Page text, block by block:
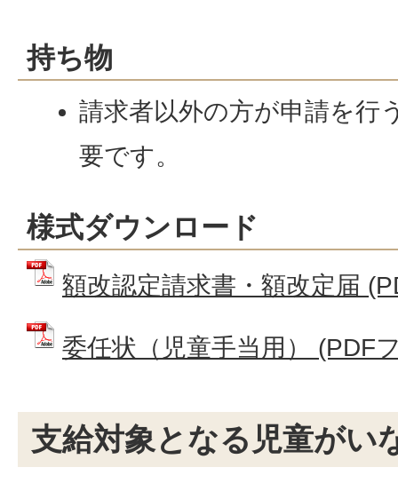
持ち物
請求者以外の方が申請を行
要です。
様式ダウンロード
額改認定請求書・額改定届
委任状（児童手当用） (PDF
支給対象となる児童がい